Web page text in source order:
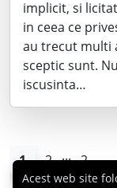
implicit, si
in ceea ce
au trecut multi
sceptic sunt.
iscusinta…
1 2 ... 2
Acest web site